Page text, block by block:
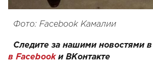
Фото: Facebook Камалии
Следите за нашими новостями в
в Facebookи ВКонтакте